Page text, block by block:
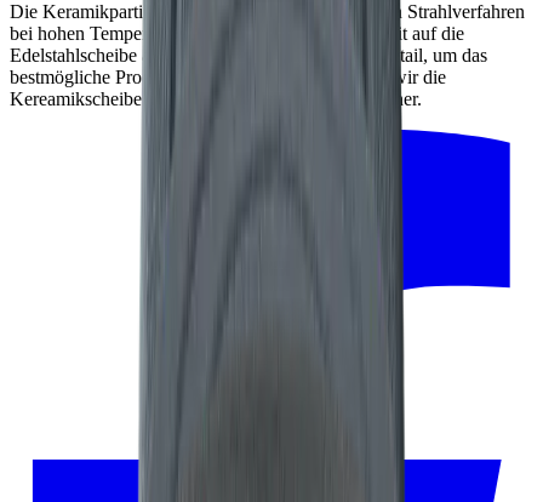
Die Keramikpartikel werden in einem aufwendigen Strahlverfahren
bei hohen Temperaturen mit hoher Geschwindigkeit auf die
Edelstahlscheibe aufgebracht. Dabei zählt jedes Detail, um das
bestmögliche Produkt zu fertigen. Deshalb stellen wir die
Kereamikscheibe mit unseren regionalen Partnern her.